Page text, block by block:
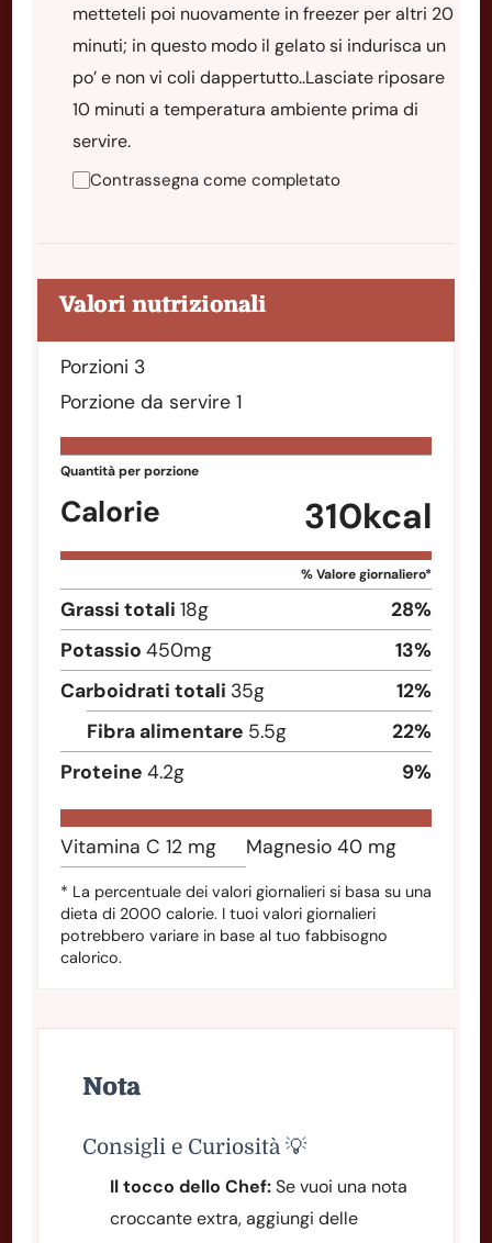
metteteli poi nuovamente in freezer per altri 20
minuti; in questo modo il gelato si indurisca un
po’ e non vi coli dappertutto..Lasciate riposare
10 minuti a temperatura ambiente prima di
servire.
Contrassegna come completato
Valori nutrizionali
Porzioni 3
Porzione da servire 1
Quantità per porzione
Calorie 310kcal
% Valore giornaliero*
Grassi totali 18g 28%
Potassio 450mg 13%
Carboidrati totali 35g 12%
Fibra alimentare 5.5g 22%
Proteine 4.2g 9%
Vitamina C 12 mg Magnesio 40 mg
* La percentuale dei valori giornalieri si basa su una
dieta di 2000 calorie. I tuoi valori giornalieri
potrebbero variare in base al tuo fabbisogno
calorico.
Nota
Consigli e Curiosità 💡
Il tocco dello Chef:Se vuoi una nota
croccante extra, aggiungi delle